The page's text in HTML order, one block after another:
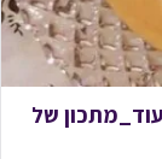
של